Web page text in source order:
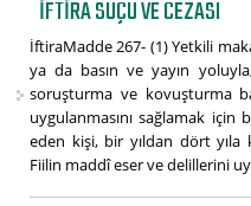
İFTIRA SUÇU VE CEZASI
İftiraMadde 267- (1) Yetkili
ya da basın ve yayın
soruşturma ve kovuşturma
uygulanmasını sağlamak
eden kişi, bir yıldan dört yıla
Fiilin maddî eser ve delillerini